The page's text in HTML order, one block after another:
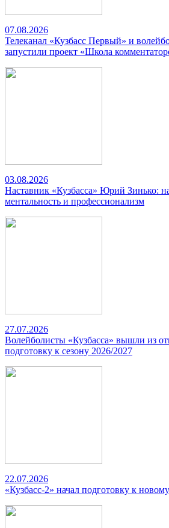
07.08.2026
Телеканал «Кузбасс Первый» и
запустили проект «Школа
03.08.2026
Наставник «Кузбасса» Юрий Зинько:
ментальность и профессионализм
27.07.2026
Волейболисты «Кузбасса» вышли из
подготовку к сезону 2026/2027
22.07.2026
«Кузбасс-2» начал подготовку к